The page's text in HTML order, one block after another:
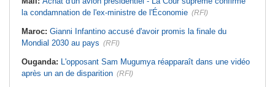
la condamnation de l'ex-ministre de l'Économie (RFI)
Maroc: Gianni Infantino accusé d'avoir promis la finale du
Mondial 2030 au pays (RFI)
Ouganda: L'opposant Sam Mugumya réapparaît dans une vidéo
après un an de disparition (RFI)